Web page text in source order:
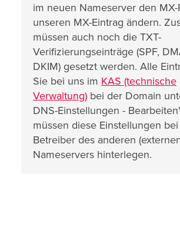
im neuen Nameserver den MX-
unseren MX-Eintrag ändern.
müssen auch noch die TXT-
Verifizierungseinträge (SPF,
DKIM) gesetzt werden. Alle
Sie bei uns im KAS (technische
Verwaltung) bei der Domain
DNS-Einstellungen -
müssen diese Einstellungen
Betreiber des anderen
Nameservers hinterlegen.